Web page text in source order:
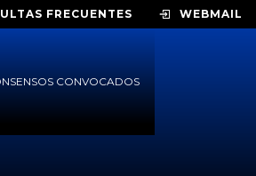
FRECUENTES WEBMAIL
CONVOCADOS